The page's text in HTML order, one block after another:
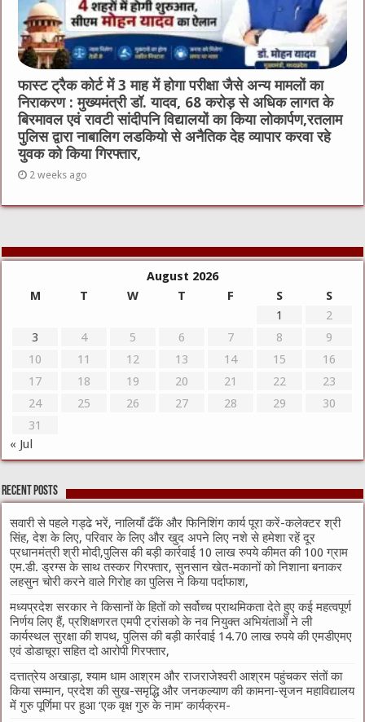
फास्ट ट्रैक कोर्ट में 3 माह में होगा परीक्षा जैसे अन्य मामलों का
निराकरण : मुख्यमंत्री डॉ. यादव, 68 करोड़ से अधिक लागत के
बिरमावल एवं रावटी सांदीपनि विद्यालयों का किया लोकार्पण,रतलाम
पुलिस द्वारा नाबालिग लडकियो से अनैतिक देह व्यापार करवा रहे
युवक को किया गिरफ्तार,
2 weeks ago
August 2026
M
T W T F S
S
1
2
3
4 5 6 7 8
9
10
11 12 13 14 15
16
17
18 19 20 21 22
23
24
25 26 27 28 29
30
31
« Jul
Recent Posts
सवारी से पहले गड्ढे भरें, नालियाँ ढँकें और फिनिशिंग कार्य पूरा करें-कलेक्टर श्री
सिंह, देश के लिए, परिवार के लिए और खुद अपने लिए नशे से हमेशा रहें दूर
प्रधानमंत्री श्री मोदी,पुलिस की बड़ी कार्रवाई 10 लाख रुपये कीमत की 100 ग्राम
एम.डी. ड्रग्स के साथ तस्कर गिरफ्तार, सुनसान खेत-मकानों को निशाना बनाकर
लहसुन चोरी करने वाले गिरोह का पुलिस ने किया पर्दाफाश,
मध्यप्रदेश सरकार ने किसानों के हितों को सर्वोच्च प्राथमिकता देते हुए कई महत्वपूर्ण
निर्णय लिए हैं, प्रशिक्षणरत एमपी ट्रांसको के नव नियुक्त अभियंताओं ने ली
कार्यस्थल सुरक्षा की शपथ, पुलिस की बड़ी कार्रवाई 14.70 लाख रुपये की एमडीएमए
एवं डोडाचूरा सहित दो आरोपी गिरफ्तार,
दत्तात्रेय अखाड़ा, श्याम धाम आश्रम और राजराजेश्वरी आश्रम पहुंचकर संतों का
किया सम्मान, प्रदेश की सुख-समृद्धि और जनकल्याण की कामना-सृजन महाविद्यालय
में गुरु पूर्णिमा पर हुआ ‘एक वृक्ष गुरु के नाम’ कार्यक्रम-